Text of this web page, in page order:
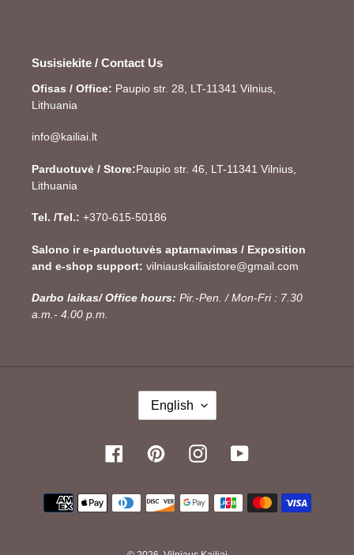
Susisiekite / Contact Us
Ofisas / Office: Paupio str. 28, LT-11341 Vilnius,
Lithuania
info@kailiai.lt
Parduotuvė / Store:Paupio str. 46, LT-11341 Vilnius,
Lithuania
Tel. /Tel.: +370-615-50186
Salono ir e-parduotuvės aptarnavimas / Exposition
and e-shop support: vilniauskailiaistore@gmail.com
Darbo laikas/ Office hours: Pir.-Pen. / Mon-Fri : 7.30
a.m.- 4.00 p.m.
G
G
E
English
FacebookPinterestInstagramYouTube
Payment
methods